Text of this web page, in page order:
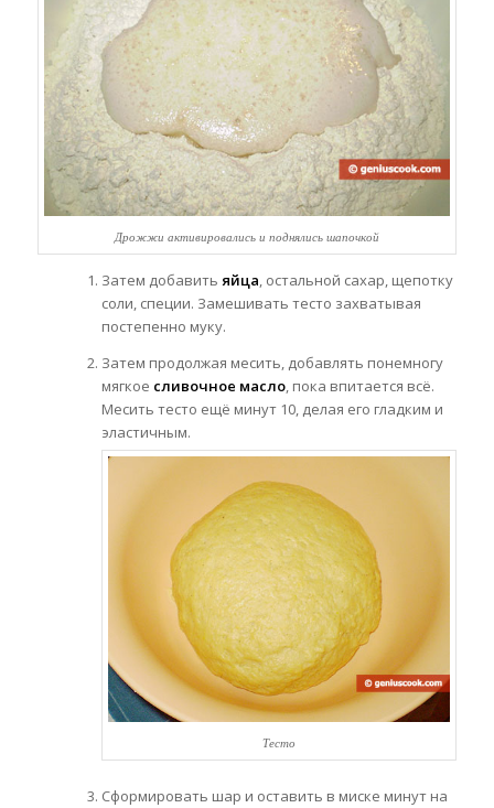
Дрожжи активировались и поднялись шапочкой
Затем добавить яйца, остальной сахар, щепотку
соли, специи. Замешивать тесто захватывая
постепенно муку.
Затем продолжая месить, добавлять понемногу
мягкое сливочное масло, пока впитается всё.
Месить тесто ещё минут 10, делая его гладким и
эластичным.
Тесто
Сформировать шар и оставить в миске минут на